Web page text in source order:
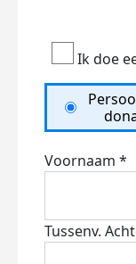
Ik doe
Voornaam *
Tussenv.